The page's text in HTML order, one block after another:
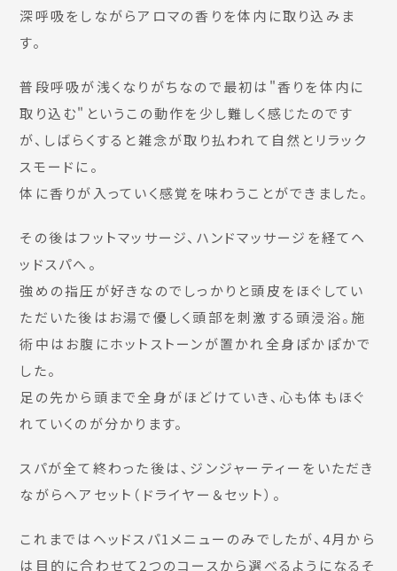
深呼吸をしながらアロマの香りを体内に取り込みま
す。
普段呼吸が浅くなりがちなので最初は"香りを体内に
取り込む"というこの動作を少し難しく感じたのです
が、しばらくすると雑念が取り払われて自然とリラック
スモードに。
体に香りが入っていく感覚を味わうことができました。
その後はフットマッサージ、ハンドマッサージを経てヘ
ッドスパへ。
強めの指圧が好きなのでしっかりと頭皮をほぐしてい
ただいた後はお湯で優しく頭部を刺激する頭浸浴。施
術中はお腹にホットストーンが置かれ全身ぽかぽかで
した。
足の先から頭まで全身がほどけていき、心も体もほぐ
れていくのが分かります。
スパが全て終わった後は、ジンジャーティーをいただき
ながらヘアセット（ドライヤー＆セット）。
これまではヘッドスパ1メニューのみでしたが、4月から
は目的に合わせて2つのコースから選べるようになるそ